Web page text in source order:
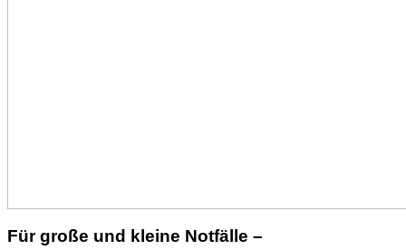
Für große und kleine Notfälle –